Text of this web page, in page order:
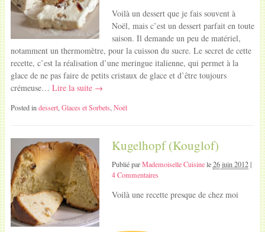
Voilà un dessert que je fais souvent à
Noël, mais c’est un dessert parfait en toute
saison. Il demande un peu de matériel,
notamment un thermomètre, pour la cuisson du sucre. Le secret de cette
recette, c’est la réalisation d’une meringue italienne, qui permet à la
glace de ne pas faire de petits cristaux de glace et d’être toujours
crémeuse… Lire la suite →
Posted indessert, Glaces et Sorbets, Noël
Kugelhopf (Kouglof)
Publié parMademoiselle Cuisinele26 juin 2012|
4 Commentaires
Voilà une recette presque de chez moi